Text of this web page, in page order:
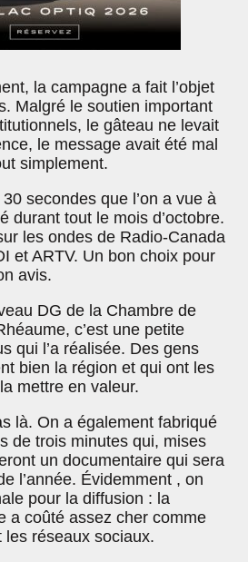
la campagne a fait l’objet
Malgré le soutien important
le gâteau ne levait
le message avait été mal
simplement.
secondes que l’on a vue à
durant tout le mois d’octobre.
les ondes de Radio-Canada
et ARTV. Un bon choix pour
avis.
DG de la Chambre de
c’est une petite
qui l’a réalisée. Des gens
bien la région et qui ont les
mettre en valeur.
là. On a également fabriqué
de trois minutes qui, mises
un documentaire qui sera
l’année. Évidemment , on
pour la diffusion : la
a coûté assez cher comme
réseaux sociaux.